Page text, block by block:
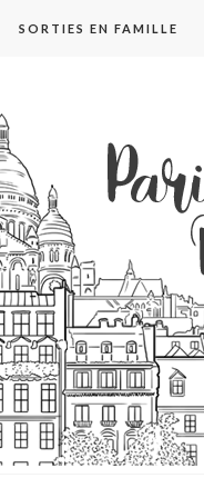
SORTIES EN FAMILLE